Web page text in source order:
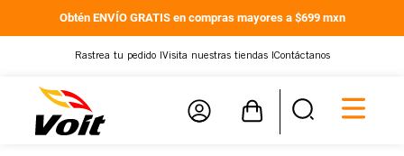
Obtén ENVÍO GRATIS en compras mayores a $699 mxn
Rastrea tu pedido | Visita nuestras tiendas | Contáctanos